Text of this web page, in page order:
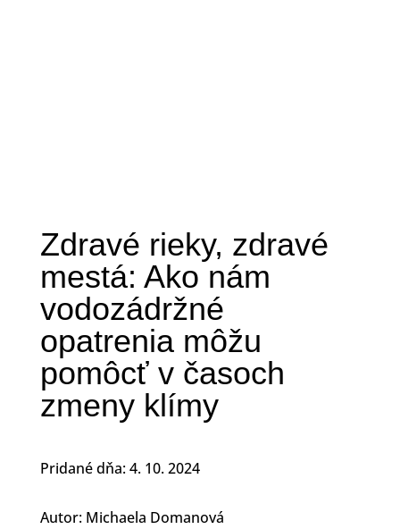
Zdravé rieky, zdravé
mestá: Ako nám
vodozádržné
opatrenia môžu
pomôcť v časoch
zmeny klímy
Pridané dňa: 4. 10. 2024
Autor: Michaela Domanová